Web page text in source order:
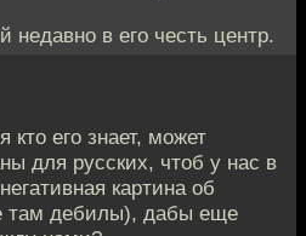
недавно в его честь центр.
кто его знает, может
для русских, чтоб у нас в
картина об
там дебилы), дабы еще